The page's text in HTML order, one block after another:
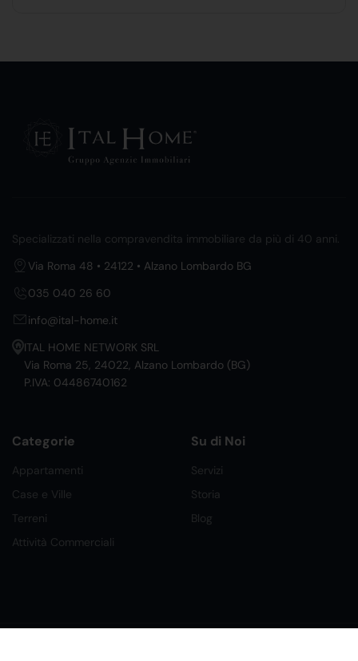
Specializzati nella compravendita immobiliare da più di 40 anni.
Via Roma 48 • 24122 • Alzano Lombardo BG
035 040 26 60
info@ital-home.it
ITAL HOME NETWORK SRL
Via Roma 25, 24022, Alzano Lombardo (BG)
P.IVA: 04486740162
Categorie
Appartamenti
Case e Ville
Terreni
Attività Commerciali
Su di Noi
Servizi
Storia
Blog